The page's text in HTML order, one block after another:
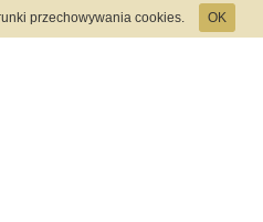
przechowywania cookies.
OK